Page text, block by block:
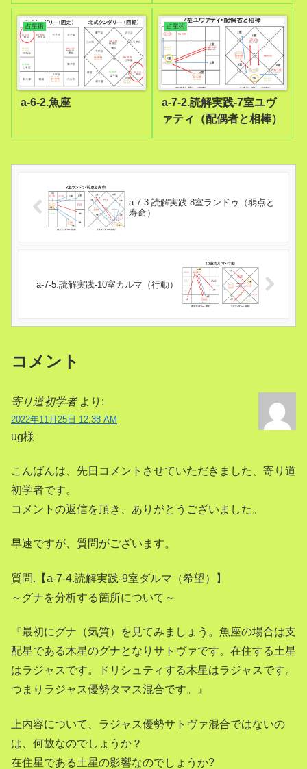
占星術
a-6-2.魚座
占星術
a-7-2.読解実践-7室ユヴ
ァティ（配偶者と相棒）
a-7-3.読解実践-8室ランドゥ（弱点と
寿命）
a-7-5.読解実践-10室カルマ（行動）
コメント
寄り道初学者 より:
2022年11月25日 12:38 AM
ug様
こんばんは、先日コメントさせていただきました、寄り道
初学者です。
コメントの返信を頂き、ありがとうございました。
早速ですが、質問がございます。
質問.【a-7-4.読解実践-9室ダルマ（希望）】
～グナを分析する箇所について～
『最初にグナ（気質）を見てみましょう。魚座の場合は支
配星である木星のグナとなりサトヴァです。在住する土星
はラジャスです。ドリシュティする木星はラジャスです。
つまりラジャス優勢タマス混合です。』
上内容について、ラジャス優勢サトヴァ混合ではないの
は、何故なのでしょうか？
在住星である土星の影響なのでしょうか?